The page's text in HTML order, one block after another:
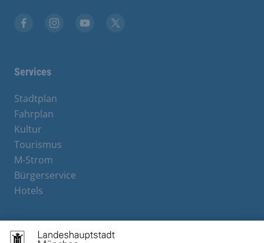
Services
Stadtplan
Fahrplan
Kultur
Tourismus
M-Strom
Bürgerservice
Hotels
Contact